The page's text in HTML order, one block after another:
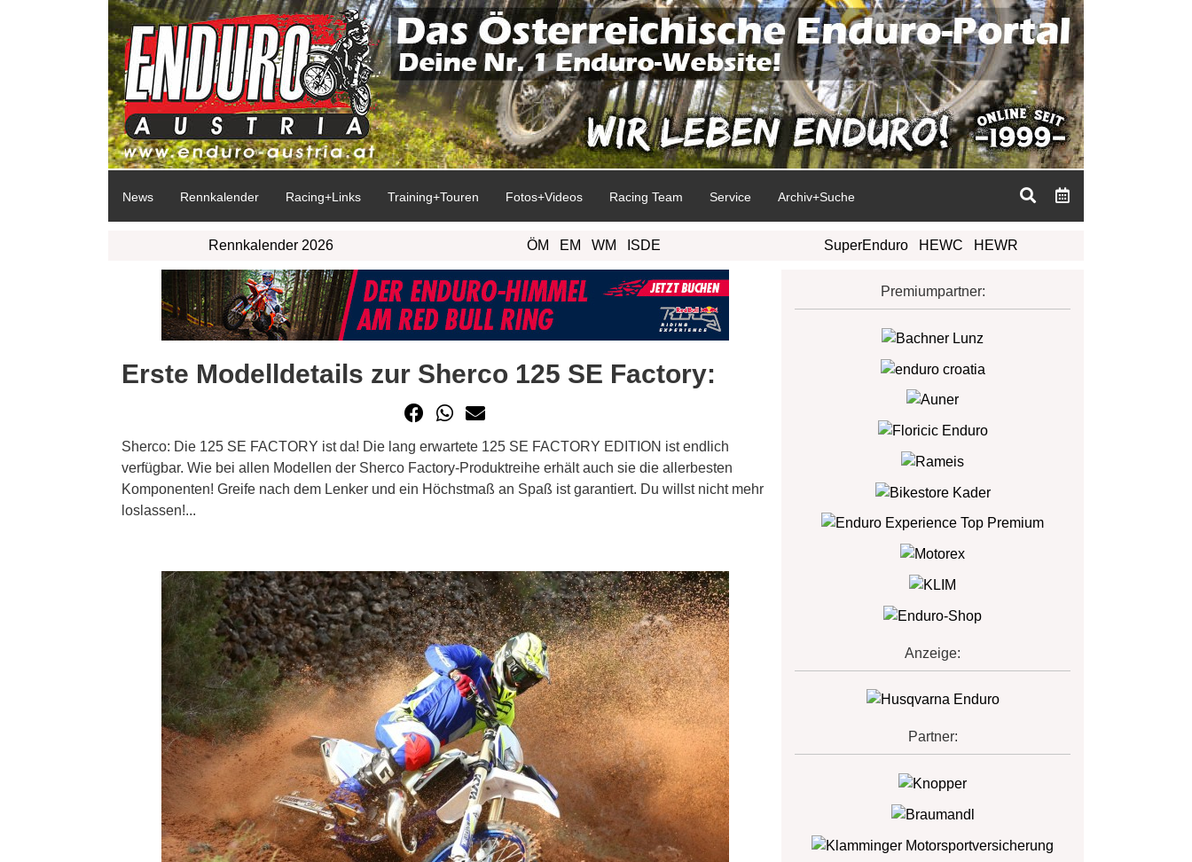
News Rennkalender Racing+Links Training+Touren Fotos+Videos Racing Team Service Archiv+Suche
Rennkalender 2026 ÖM EM WM ISDE SuperEnduro HEWC HEWR
Erste Modelldetails zur Sherco 125 SE Factory:
Sherco: Die 125 SE FACTORY ist da! Die lang erwartete 125 SE FACTORY EDITION ist endlich
verfügbar. Wie bei allen Modellen der Sherco Factory-Produktreihe erhält auch sie die allerbesten
Komponenten! Greife nach dem Lenker und ein Höchstmaß an Spaß ist garantiert. Du willst nicht mehr
loslassen!...
Premiumpartner:
Anzeige:
Partner: